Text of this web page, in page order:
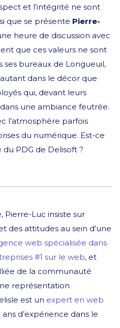
et l’intégrité ne sont
que se présente Pierre-
heure de discussion avec
que ces valeurs ne sont
ses bureaux de Longueuil,
dans le décor que
qui, devant leurs
une ambiance feutrée.
l’atmosphère parfois
du numérique. Est-ce
PDG de Delisoft ?
Pierre-Luc insiste sur
des attitudes au sein d’une
web spécialisée dans
#1 sur le web, et
de la communauté
représentation
est un expert en web
ans d’expérience dans le